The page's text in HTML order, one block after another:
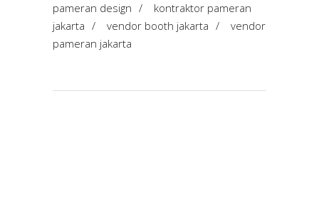
pameran design /
kontraktor pameran
jakarta / vendor booth jakarta /
vendor
pameran jakarta